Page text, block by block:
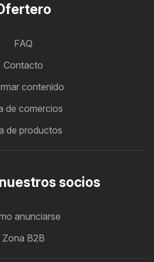
FAQ
Contacto
contenido
de comercios
de productos
socios
anunciarse
Zona B2B